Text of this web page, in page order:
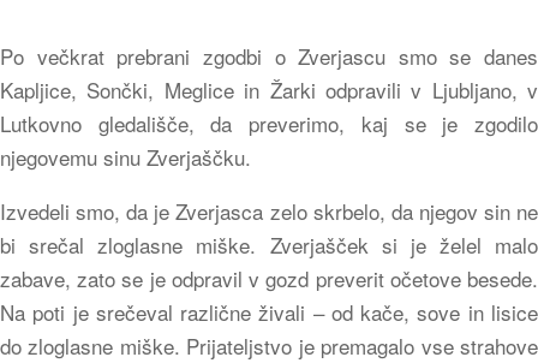
Po večkrat prebrani zgodbi o Zverjascu smo se danes
Kapljice, Sončki, Meglice in Žarki odpravili v Ljubljano, v
Lutkovno gledališče, da preverimo, kaj se je zgodilo
njegovemu sinu Zverjaščku.
Izvedeli smo, da je Zverjasca zelo skrbelo, da njegov sin ne
bi srečal zloglasne miške. Zverjašček si je želel malo
zabave, zato se je odpravil v gozd preverit očetove besede.
Na poti je srečeval različne živali – od kače, sove in lisice
do zloglasne miške. Prijateljstvo je premagalo vse strahove